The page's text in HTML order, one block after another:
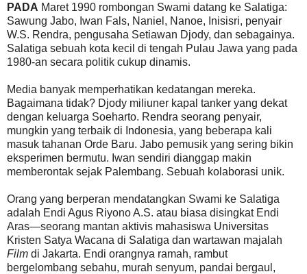
PADA Maret 1990 rombongan Swami datang ke Salatiga:
Sawung Jabo, Iwan Fals, Naniel, Nanoe, Inisisri, penyair
W.S. Rendra, pengusaha Setiawan Djody, dan sebagainya.
Salatiga sebuah kota kecil di tengah Pulau Jawa yang pada
1980-an secara politik cukup dinamis.
Media banyak memperhatikan kedatangan mereka.
Bagaimana tidak? Djody miliuner kapal tanker yang dekat
dengan keluarga Soeharto. Rendra seorang penyair,
mungkin yang terbaik di Indonesia, yang beberapa kali
masuk tahanan Orde Baru. Jabo pemusik yang sering bikin
eksperimen bermutu. Iwan sendiri dianggap makin
memberontak sejak Palembang. Sebuah kolaborasi unik.
Orang yang berperan mendatangkan Swami ke Salatiga
adalah Endi Agus Riyono A.S. atau biasa disingkat Endi
Aras—seorang mantan aktivis mahasiswa Universitas
Kristen Satya Wacana di Salatiga dan wartawan majalah
Film di Jakarta. Endi orangnya ramah, rambut
bergelombang sebahu, murah senyum, pandai bergaul,